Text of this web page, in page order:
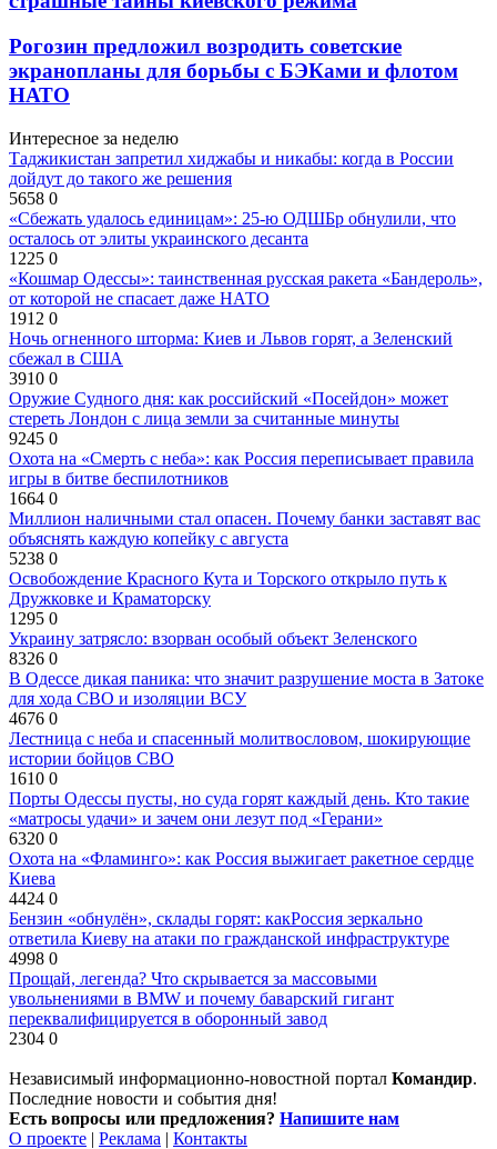
Рогозин предложил возродить советские
экранопланы для борьбы с БЭКами и флотом
НАТО
Интересное за неделю
Таджикистан запретил хиджабы и никабы: когда в России
дойдут до такого же решения
5658 0
«Сбежать удалось единицам»: 25-ю ОДШБр обнулили, что
осталось от элиты украинского десанта
1225 0
«Кошмар Одессы»: таинственная русская ракета «Бандероль»,
от которой не спасает даже НАТО
1912 0
Ночь огненного шторма: Киев и Львов горят, а Зеленский
сбежал в США
3910 0
Оружие Судного дня: как российский «Посейдон» может
стереть Лондон с лица земли за считанные минуты
9245 0
Охота на «Смерть с неба»: как Россия переписывает правила
игры в битве беспилотников
1664 0
Миллион наличными стал опасен. Почему банки заставят вас
объяснять каждую копейку с августа
5238 0
Освобождение Красного Кута и Торского открыло путь к
Дружковке и Краматорску
1295 0
Украину затрясло: взорван особый объект Зеленского
8326 0
В Одессе дикая паника: что значит разрушение моста в Затоке
для хода СВО и изоляции ВСУ
4676 0
Лестница с неба и спасенный молитвословом, шокирующие
истории бойцов СВО
1610 0
Порты Одессы пусты, но суда горят каждый день. Кто такие
«матросы удачи» и зачем они лезут под «Герани»
6320 0
Охота на «Фламинго»: как Россия выжигает ракетное сердце
Киева
4424 0
Бензин «обнулён», склады горят: какРоссия зеркально
ответила Киеву на атаки по гражданской инфраструктуре
4998 0
Прощай, легенда? Что скрывается за массовыми
увольнениями в BMW и почему баварский гигант
переквалифицируется в оборонный завод
2304 0
Независимый информационно-новостной портал Командир.
Последние новости и события дня!
Есть вопросы или предложения? Напишите нам
О проекте | Реклама | Контакты